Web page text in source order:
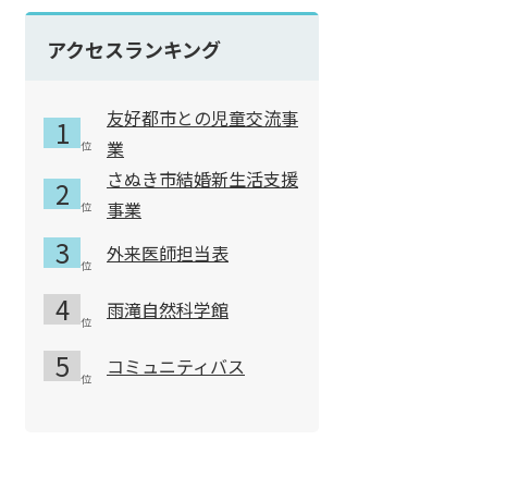
アクセスランキング
友好都市との児童交流事
業
さぬき市結婚新生活支援
事業
外来医師担当表
雨滝自然科学館
コミュニティバス